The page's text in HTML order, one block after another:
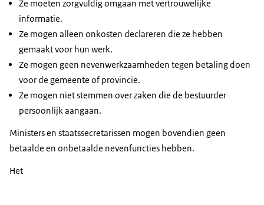
Ze moeten zorgvuldig omgaan met vertrouwelijke
informatie.
Ze mogen alleen onkosten declareren die ze hebben
gemaakt voor hun werk.
Ze mogen geen nevenwerkzaamheden tegen betaling doen
voor de gemeente of provincie.
Ze mogen niet stemmen over zaken die de bestuurder
persoonlijk aangaan.
Ministers en staatssecretarissen mogen bovendien geen
betaalde en onbetaalde nevenfuncties hebben.
Het